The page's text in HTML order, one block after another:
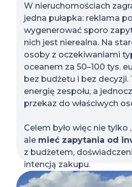
W nieruchomościach
jedna pułapka: reklama
wygenerować sporo
nich jest nierealna. Na
osoby z oczekiwaniami
oceanem za 50–100 tys.
bez budżetu i bez decyzji.
energię zespołu, a
przekaz do właściwych
Celem było więc nie tylko
ale mieć zapytania od
z budżetem,
intencją zakupu.